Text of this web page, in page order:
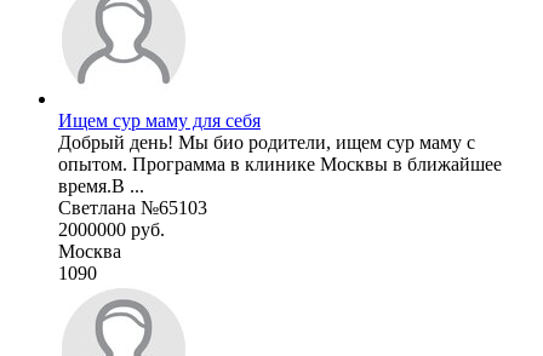
Ищем сур маму для себя
Добрый день! Мы био родители, ищем сур маму с
опытом. Программа в клинике Москвы в ближайшее
время.В ...
Светлана №65103
2000000 руб.
Москва
1090